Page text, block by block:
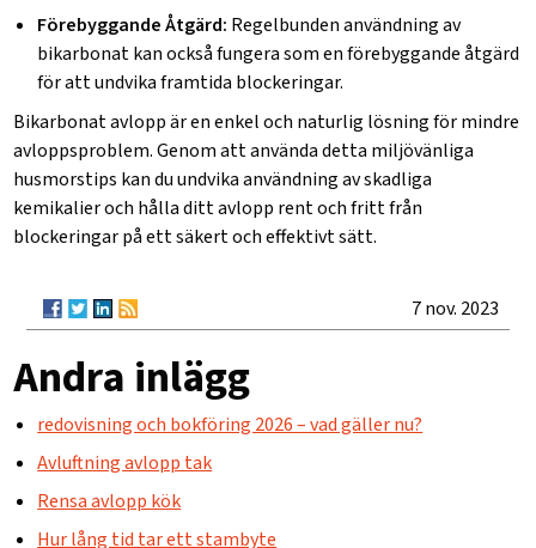
Förebyggande Åtgärd: Regelbunden användning av
bikarbonat kan också fungera som en förebyggande åtgärd
för att undvika framtida blockeringar.
Bikarbonat avlopp är en enkel och naturlig lösning för mindre
avloppsproblem. Genom att använda detta miljövänliga
husmorstips kan du undvika användning av skadliga
kemikalier och hålla ditt avlopp rent och fritt från
blockeringar på ett säkert och effektivt sätt.
7 nov. 2023
Andra inlägg
redovisning och bokföring 2026 – vad gäller nu?
Avluftning avlopp tak​
Rensa avlopp kök​
Hur lång tid tar ett stambyte​